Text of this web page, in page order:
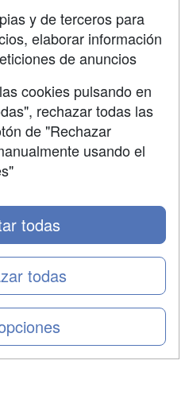
y de terceros para
elaborar información
de anuncios
cookies pulsando en
rechazar todas las
de "Rechazar
usando el
todas
todas